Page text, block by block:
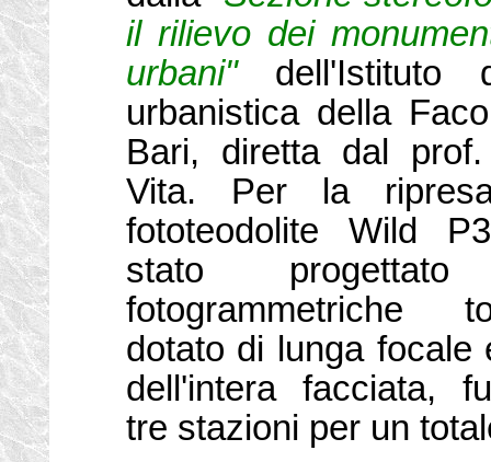
il rilievo dei
urbani"dell'Istituto
urbanistica della
Bari, diretta dal
Vita. Per la
fototeodolite Wild
stato
fotogrammetriche
dotato di lunga focale
dell'intera facciata,
tre stazioni per un